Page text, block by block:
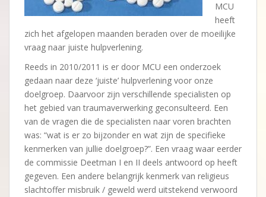
MCU
heeft
zich het afgelopen maanden beraden over de moeilijke
vraag naar juiste hulpverlening.
Reeds in 2010/2011 is er door MCU een onderzoek
gedaan naar deze ‘juiste’ hulpverlening voor onze
doelgroep. Daarvoor zijn verschillende specialisten op
het gebied van traumaverwerking geconsulteerd. Een
van de vragen die de specialisten naar voren brachten
was: “wat is er zo bijzonder en wat zijn de specifieke
kenmerken van jullie doelgroep?”. Een vraag waar eerder
de commissie Deetman I en II deels antwoord op heeft
gegeven. Een andere belangrijk kenmerk van religieus
slachtoffer misbruik / geweld werd uitstekend verwoord